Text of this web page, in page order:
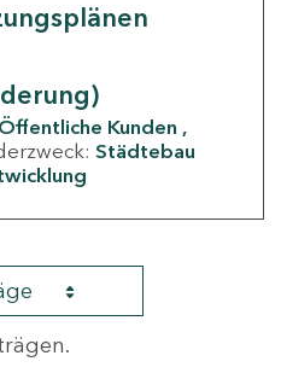
Öffentliche Kunden
Städtebau